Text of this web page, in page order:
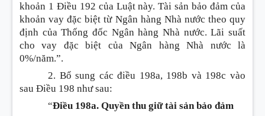
khoản 1 Điều 192 của Luật này. Tài sản bảo đảm của
khoản vay đặc biệt từ Ngân hàng Nhà nước theo quy
định của Thống đốc Ngân hàng Nhà nước. Lãi suất
cho vay đặc biệt của Ngân hàng Nhà nước là
0%/năm.”.
2. Bổ sung các điều 198a, 198b và 198c vào
sau Điều 198 như sau:
“Điều 198a. Quyền thu giữ tài sản bảo đảm